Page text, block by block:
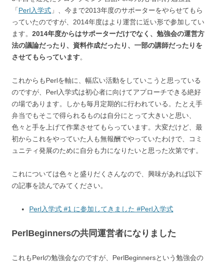
「Perl入学式 」、今まで2013年度のサポーターをやらせてもら
っていたのですが、2014年度はより運営に近い形で参加してい
ます。 2014年度からはサポーターだけでなく、勉強会の運営方
法の議論だったり、資料作成だったり、一部の講師だったりを
させてもらっています。
これからもPerlを軸に、幅広い活動をしていこうと思っている
のですが、Perl入学式は初心者に向けてアプローチできる絶好
の場であります。しかも毎月定期的に行われている。たとえ手
弁当でもそこで得られるものは自分にとって大きいと思い、
色々と手を上げて作業させてもらっています。大変だけど、最
初からこれをやっていた人も無報酬でやっていたわけで、コミ
ュニティ発展のために自分も力になりたいと思った次第です。
これについては色々と盛りだくさんなので、興味があれば以下
の記事を読んでみてください。
Perl入学式 #1 に参加してきました #Perl入学式
PerlBeginnersの共同運営者になりました
これもPerlの勉強会なのですが、PerlBeginnersという勉強会の